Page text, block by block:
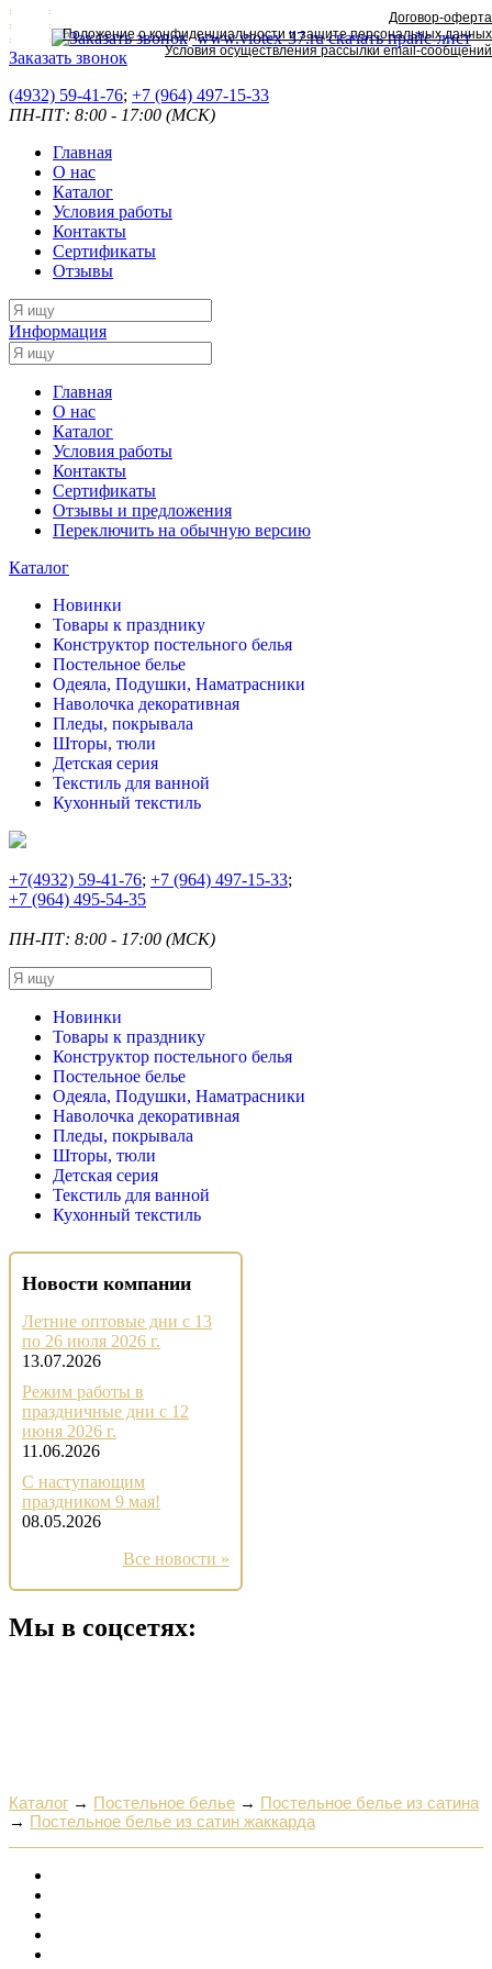
www.viotex-37.ruскачать прайс-лист
Заказать звонок
(4932) 59-41-76; +7 (964) 497-15-33
ПН-ПТ: 8:00 - 17:00 (МСК)
Главная
О нас
Каталог
Условия работы
Контакты
Сертификаты
Отзывы
Информация
Главная
О нас
Каталог
Условия работы
Контакты
Сертификаты
Отзывы и предложения
Переключить на обычную версию
Каталог
Новинки
Товары к празднику
Конструктор постельного белья
Постельное белье
Одеяла, Подушки, Наматрасники
Наволочка декоративная
Пледы, покрывала
Шторы, тюли
Детская серия
Текстиль для ванной
Кухонный текстиль
+7(4932) 59-41-76; +7 (964) 497-15-33;
+7 (964) 495-54-35
ПН-ПТ: 8:00 - 17:00 (МСК)
Новинки
Товары к празднику
Конструктор постельного белья
Постельное белье
Одеяла, Подушки, Наматрасники
Наволочка декоративная
Пледы, покрывала
Шторы, тюли
Детская серия
Текстиль для ванной
Кухонный текстиль
Новости компании
Летние оптовые дни с 13
по 26 июля 2026 г.
13.07.2026
Режим работы в
праздничные дни с 12
июня 2026 г.
11.06.2026
С наступающим
праздником 9 мая!
08.05.2026
Все новости »
Мы в соцсетях:
Каталог → Постельное белье → Постельное белье из сатина
→ Постельное белье из сатин жаккарда
Договор-оферта
Положение о конфиденциальности и защите персональных данных
Условия осуществления рассылки email-сообщений